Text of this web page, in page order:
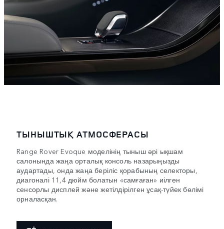
ТЫНЫШТЫҚ АТМОСФЕРАСЫ
Range Rover Evoque моделінің тыныш әрі ықшам
салонында жаңа орталық консоль назарыңызды
аудартады, онда жаңа беріліс қорабының селекторы,
диагоналі 11,4 дюйм болатын «самғаған» иілген
сенсорлы дисплей және жетілдірілген ұсақ-түйек бөлімі
орналасқан.